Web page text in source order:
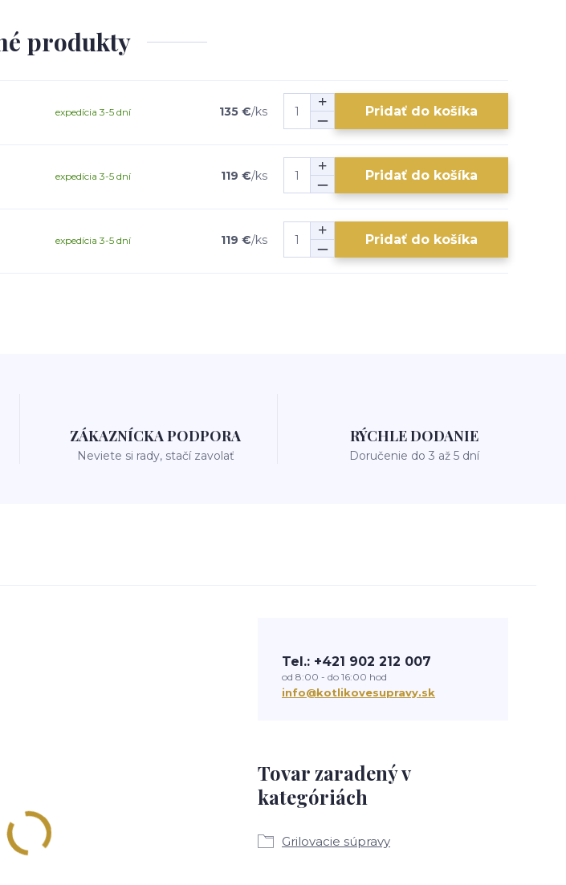
produkty
135 €/ks
expedícia 3-5 dní Pridať do košíka
119 €/ks
expedícia 3-5 dní Pridať do košíka
119 €/ks
expedícia 3-5 dní Pridať do košíka
ZÁKAZNÍCKA PODPORA
Neviete si rady, stačí zavolať
RÝCHLE DODANIE
Doručenie do 3 až 5 dní
Tovar zaradený v
kategóriách
Grilovacie súpravy
Tel.: +421 902 212 007
od 8:00 - do 16:00 hod
info@kotlikovesupravy.sk